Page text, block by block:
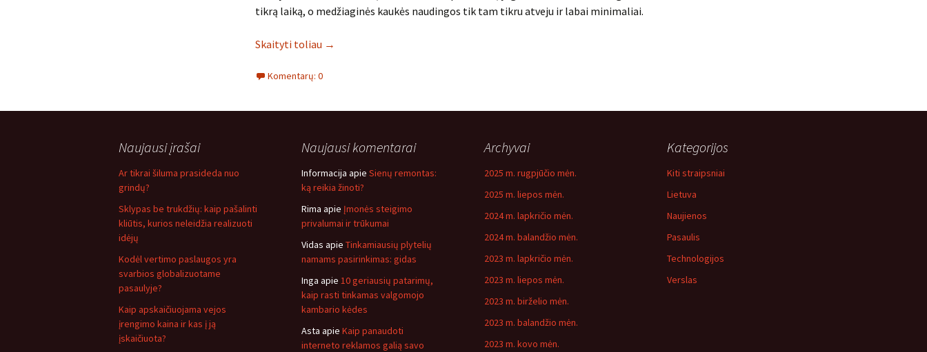
tikrą laiką, o medžiaginės kaukės naudingos tik tam tikru atveju ir labai minimaliai.
Skaityti toliau →
Komentarų: 0
Naujausi įrašai
Ar tikrai šiluma prasideda nuo
grindų?
Sklypas be trukdžių: kaip pašalinti
kliūtis, kurios neleidžia realizuoti
idėjų
Kodėl vertimo paslaugos yra
svarbios globalizuotame
pasaulyje?
Kaip apskaičiuojama vejos
įrengimo kaina ir kas į ją
įskaičiuota?
Naujausi komentarai
Informacija apie Sienų remontas:
ką reikia žinoti?
Rima apie Įmonės steigimo
privalumai ir trūkumai
Vidas apie Tinkamiausių plytelių
namams pasirinkimas: gidas
Inga apie 10 geriausių patarimų,
kaip rasti tinkamas valgomojo
kambario kėdes
Asta apie Kaip panaudoti
interneto reklamos galią savo
Archyvai
2025 m. rugpjūčio mėn.
2025 m. liepos mėn.
2024 m. lapkričio mėn.
2024 m. balandžio mėn.
2023 m. lapkričio mėn.
2023 m. liepos mėn.
2023 m. birželio mėn.
2023 m. balandžio mėn.
2023 m. kovo mėn.
Kategorijos
Kiti straipsniai
Lietuva
Naujienos
Pasaulis
Technologijos
Verslas